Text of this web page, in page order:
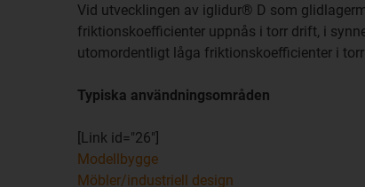
Vid utvecklingen av iglidur® D som
friktionskoefficienter uppnås i torr drift, i
utomordentligt låga friktionskoefficienter i
Typiska användningsområden
[Link id="26"]
Modellbygge
Möbler/industriell design